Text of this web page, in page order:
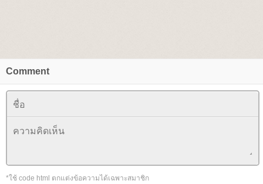
Comment
*ใช้ code html ตกแต่งข้อความได้เฉพาะสมาชิก